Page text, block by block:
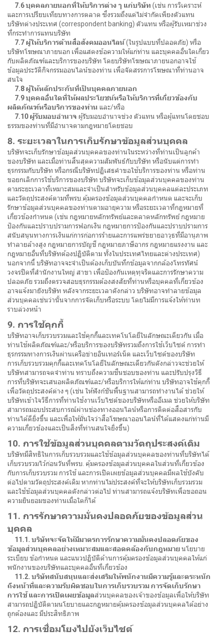
7.6 บุคคลภายนอกที่ให้บริการต่าง ๆ แก่บริษัท (เช่น การวิเคราะห์
และการเปรียบเทียบทางการตลาด ซึ่งรวมถึงแต่ไม่จำกัดเพียงตัวแทน
บริษัทต่างประเทศ (correspondent banking) ตัวแทน หรือผู้รับเหมาช่วง
ที่กระทำการแทนบริษัท
7.7 ผู้ให้บริการด้านสื่อสังคมออนไลน์(ในรูปแบบที่ปลอดภัย) หรือ
บริษัทโฆษณาภายนอก เพื่อแสดงข้อความให้แก่ท่าน และบุคคลอื่นใดเกี่ยว
กับผลิตภัณฑ์และบริการของบริษัท โดยบริษัทโฆษณาภายนอกอาจใช้
ข้อมูลประวัติกิจกรรมออนไลน์ของท่าน เพื่อจัดสรรการโฆษณาที่ท่านอาจ
สนใจ
7.8 ผู้ให้หลักประกันที่เป็นบุคคลภายนอก
7.9 บุคคลอื่นใดที่ให้ผลประโยชน์หรือให้บริการที่เกี่ยวข้องกับ
ผลิตภัณฑ์หรือบริการของท่าน และ/หรือ
7.10 ผู้รับมอบอำนาจ ผู้รับมอบอำนาจช่วง ตัวแทน หรือผู้แทนโดยชอบ
ธรรมของท่านที่มีอำนาจตามกฎหมายโดยชอบ
8. ระยะเวลาในการเก็บรักษาข้อมูลส่วนบุคคล
บริษัทจะเก็บรักษาข้อมูลส่วนบุคคลของท่านในระหว่างที่ท่านเป็นลูกค้า
ของบริษัท และเมื่อท่านสิ้นสุดความสัมพันธ์กับบริษัท หรือนับแต่การทำ
ธุรกรรมกับบริษัท หรือกรณีบริษัทปฏิเสธคำขอใช้บริการของท่าน หรือท่าน
ขอยกเลิกการใช้บริการของบริษัท บริษัทจะเก็บข้อมูลส่วนบุคคลของท่าน
ตามระยะเวลาที่เหมาะสมและจำเป็นสำหรับข้อมูลส่วนบุคคลแต่ละประเภท
และวัตถุประสงค์ตามที่พรบ.คุ้มครองข้อมูลส่วนบุคคลกำหนด และจะเก็บ
รักษาข้อมูลส่วนบุคคลของท่านตามอายุความ หรือระยะเวลาที่กฎหมายที่
เกี่ยวข้องกำหนด (เช่น กฎหมายหลักทรัพย์และตลาดหลักทรัพย์ กฎหมาย
ป้องกันและปราบปรามการฟอกเงิน กฎหมายการป้องกันและปราบปรามการ
สนับสนุนทางการเงินแก่การก่อการร้ายและการแพร่ขยายอาวุธที่มีอานุภาพ
ทำลายล้างสูง กฎหมายการบัญชี กฎหมายภาษีอากร กฎหมายแรงงาน และ
กฎหมายอื่นที่บริษัทต้องปฏิบัติตาม ทั้งในประเทศไทยและต่างประเทศ)
นอกจากนี้ บริษัทอาจจะจำเป็นต้องเก็บบันทึกข้อมูลจากกล้องโทรทัศน์
วงจรปิดที่สำนักงานใหญ่ สาขา เพื่อป้องกันเหตุทุจริตและการรักษาความ
ปลอดภัย รวมถึงตรวจสอบธุรกรรมต้องสงสัยที่ท่านหรือบุคคลที่เกี่ยวข้อง
อาจแจ้งมายังบริษัท หลังจากระยะเวลาดังกล่าว บริษัทอาจทำลายข้อมูล
ส่วนบุคคลเช่นว่านั้นจากการจัดเก็บหรือระบบ โดยไม่มีการแจ้งให้ท่านท
ราบล่วงหน้า
9. การใช้คุกกี้
บริษัทอาจเก็บรวบรวมและใช้คุกกี้และเทคโนโลยีในลักษณะเดียวกัน เมื่อ
ท่านใช้ผลิตภัณฑ์และ/หรือบริการของบริษัทรวมถึงการใช้เว็บไซต์ การทำ
ธุรกรรมทางการเงินผ่านเครือข่ายอินเทอร์เน็ต และเว็บไซต์ของบริษัท
การเก็บรวบรวมคุกกี้และเทคโนโลยีในลักษณะเดียวกันดังกล่าวจะช่วยให้
บริษัทสามารถจดจำท่าน ทราบถึงความชื่นชอบของท่าน และปรับปรุงวิธี
การที่บริษัทจะเสนอผลิตภัณฑ์และ/หรือบริการให้แก่ท่าน บริษัทอาจใช้คุกกี้
เพื่อวัตถุประสงค์ต่าง ๆ (เช่น ให้ฟังก์ชันพื้นฐานสามารถทำงานได้ ช่วยให้
บริษัทเข้าใจวิธีการที่ท่านใช้งานเว็บไซต์ของบริษัทหรืออีเมล ช่วยให้บริษัท
สามารถมอบประสบการณ์ผ่านช่องทางออนไลน์หรือการติดต่อสื่อสารกับ
ท่านได้ดียิ่งขึ้น และเพื่อให้มั่นใจว่าสื่อโฆษณาออนไลน์ที่ได้แสดงแก่ท่านมี
ความเกี่ยวข้องและเป็นสิ่งที่ท่านสนใจยิ่งขึ้น)
10. การใช้ข้อมูลส่วนบุคคลตามวัตถุประสงค์เดิม
บริษัทมีสิทธิในการเก็บรวบรวมและใช้ข้อมูลส่วนบุคคลของท่านที่บริษัทได้
เก็บรวบรวมไว้ก่อนวันที่พรบ. คุ้มครองข้อมูลส่วนบุคคลในส่วนที่เกี่ยวข้อง
กับการเก็บรวบรวม การใช้ และการเปิดเผยข้อมูลส่วนบุคคลมีผลใช้บังคับ
ต่อไปตามวัตถุประสงค์เดิม หากท่านไม่ประสงค์ที่จะให้บริษัทเก็บรวมรวม
และใช้ข้อมูลส่วนบุคคลดังกล่าวต่อไป ท่านสามารถแจ้งบริษัทเพื่อขอถอน
ความยินยอมของท่านเมื่อใดก็ได้
11. การรักษาความมั่นคงปลอดภัยของข้อมูลส่วน
บุคคล
11.1. บริษัทจะจัดให้มีมาตรการรักษาความมั่นคงปลอดภัยของ
ข้อมูลส่วนบุคคลอย่างเหมาะสมและสอดคล้องกับกฎหมายนโยบาย
ระเบียบ ข้อกำหนด และแนวปฏิบัติด้านการคุ้มครองข้อมูลส่วนบุคคลให้แก่
พนักงานของบริษัทและบุคคลอื่นที่เกี่ยวข้อง
11.2. บริษัทสนับสนุนและส่งเสริมให้พนักงานมีความรู้และตระหนัก
ถึงหน้าที่และความรับผิดชอบในการเก็บรวบรวม การจัดเก็บรักษา
การใช้ และการเปิดเผยข้อมูลส่วนบุคคลของเจ้าของข้อมูลเพื่อให้บริษัท
สามารถปฏิบัติตามนโยบายและกฎหมายคุ้มครองข้อมูลส่วนบุคคลได้อย่าง
ถูกต้องและ มีประสิทธิภาพ
12. การเชื่อมโยงไปยังเว็บไซต์